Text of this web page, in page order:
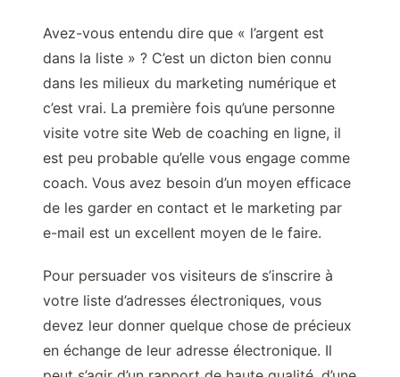
Avez-vous entendu dire que « l’argent est
dans la liste » ? C’est un dicton bien connu
dans les milieux du marketing numérique et
c’est vrai. La première fois qu’une personne
visite votre site Web de coaching en ligne, il
est peu probable qu’elle vous engage comme
coach. Vous avez besoin d’un moyen efficace
de les garder en contact et le marketing par
e-mail est un excellent moyen de le faire.
Pour persuader vos visiteurs de s’inscrire à
votre liste d’adresses électroniques, vous
devez leur donner quelque chose de précieux
en échange de leur adresse électronique. Il